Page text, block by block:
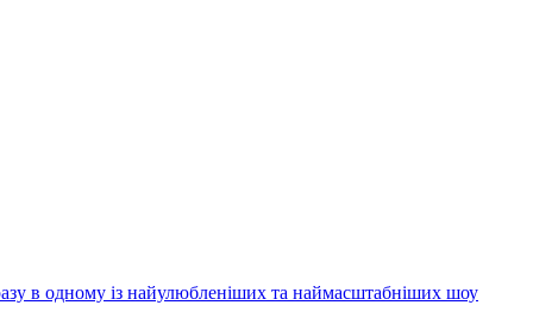
в одному із найулюбленіших та наймасштабніших шоу